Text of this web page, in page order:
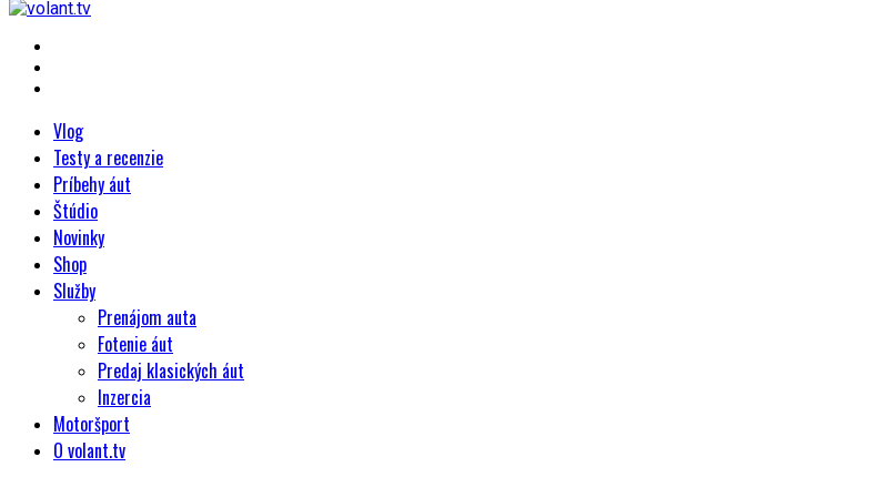
Vlog
Testy a recenzie
Príbehy áut
Štúdio
Novinky
Shop
Služby
Prenájom auta
Fotenie áut
Predaj klasických áut
Inzercia
Motoršport
O volant.tv